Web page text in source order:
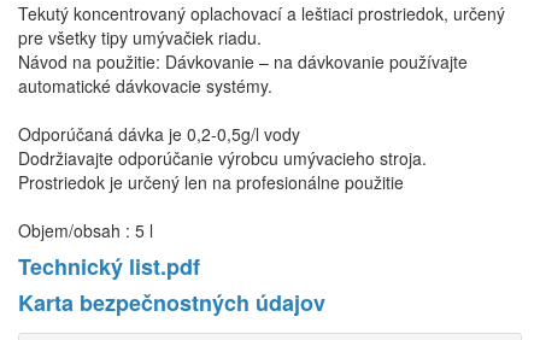
Tekutý koncentrovaný oplachovací a leštiaci prostriedok, určený
pre všetky tipy umývačiek riadu.
Návod na použitie: Dávkovanie – na dávkovanie používajte
automatické dávkovacie systémy.
Odporúčaná dávka je 0,2-0,5g/l vody
Dodržiavajte odporúčanie výrobcu umývacieho stroja.
Prostriedok je určený len na profesionálne použitie
Objem/obsah : 5 l
Technický list.pdf
Karta bezpečnostných údajov